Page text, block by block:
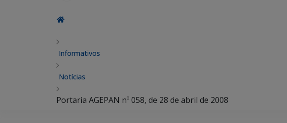
Informativos
Notícias
Portaria AGEPAN nº 058, de 28 de abril de 2008